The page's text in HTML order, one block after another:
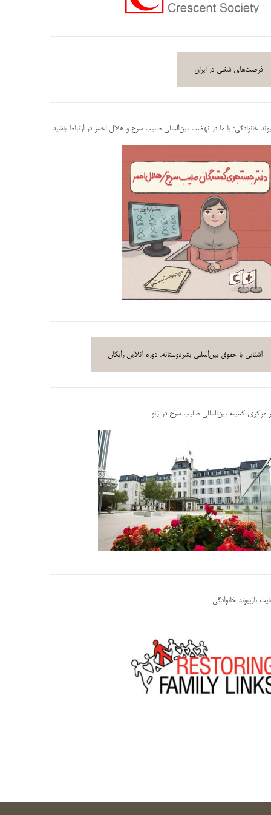
فرصت‌های شغلی در ایران
خانوادگی: با ما در نهضت بین‌المللی صلیب سرخ و هلال احمر در ارتباط باشید
آشنایی با حقوق بین‌المللی بشردوستانه: دوره آنلاین رایگان
مرکزی کمیته بین‌المللی صلیب سرخ در ژنو
بازپیوند خانوادگی